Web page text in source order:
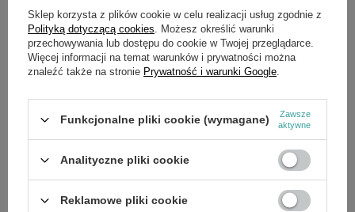
Marka Cedrus
Symbol 300605
OPINIE (0)
OSTATNIO OGLĄDANE
Sklep korzysta z plików cookie w celu realizacji usług zgodnie z
Polityką dotyczącą cookies . Możesz określić warunki
przechowywania lub dostępu do cookie w Twojej przeglądarce.
Więcej informacji na temat warunków i prywatności można
znaleźć także na stronie Prywatność i warunki Google
Funkcjonalne pliki cookie (wymagane)
Zawsze
aktywne
Analityczne pliki cookie
Reklamowe pliki cookie